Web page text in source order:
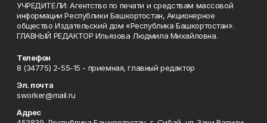
УЧРЕДИТЕЛИ: Агентство по печати и средствам массовой
информации Республики Башкортостан, Акционерное
общество Издательский дом «Республика Башкортостан».
ГЛАВНЫЙ РЕДАКТОР Ильязова Людмила Михайловна.
Телефон
8 (34775) 2-55-15 - приемная, главный редактор
Эл. почта
sworker@mail.ru
Адрес